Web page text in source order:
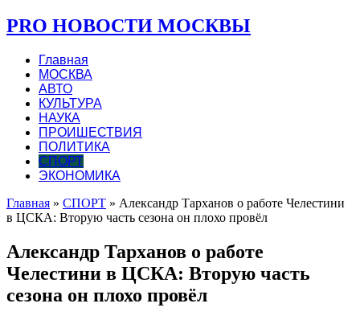
PRO НОВОСТИ МОСКВЫ
Главная
МОСКВА
АВТО
КУЛЬТУРА
НАУКА
ПРОИШЕСТВИЯ
ПОЛИТИКА
СПОРТ
ЭКОНОМИКА
Главная » СПОРТ » Александр Тарханов о работе Челестини
в ЦСКА: Вторую часть сезона он плохо провёл
Александр Тарханов о работе
Челестини в ЦСКА: Вторую часть
сезона он плохо провёл